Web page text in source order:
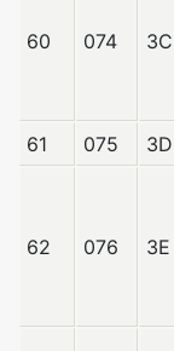
60 074 3C
61 075 3D
62 076 3E